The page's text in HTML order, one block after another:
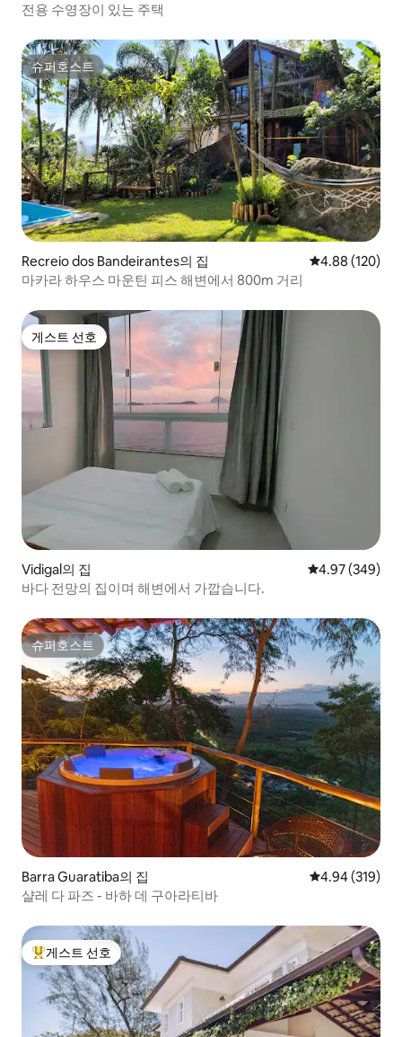
전용 수영장이 있는 주택
슈퍼호스트
슈퍼호스트
Recreio dos Bandeirantes의 집 평점 4.88점(5
4.88 (120)
마카라 하우스 마운틴 피스 해변에서 800m 거리
게스트 선호
게스트 선호
Vidigal의 집 평점 4.97점(5
4.97 (349)
바다 전망의 집이며 해변에서 가깝습니다.
슈퍼호스트
슈퍼호스트
Barra Guaratiba의 집 평점 4.94점(5
4.94 (319)
샬레 다 파즈 - 바하 데 구아라티바
상위 게스트 선호
게스트 선호